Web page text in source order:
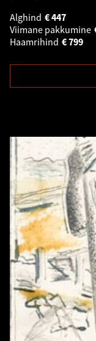
Alghind
447
€
Viimane pakkumine
Haamrihind
799
€